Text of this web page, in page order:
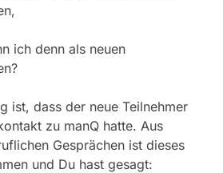
ich denn als neuen
ist, dass der neue Teilnehmer
zu manQ hatte. Aus
Gesprächen ist dieses
und Du hast gesagt: